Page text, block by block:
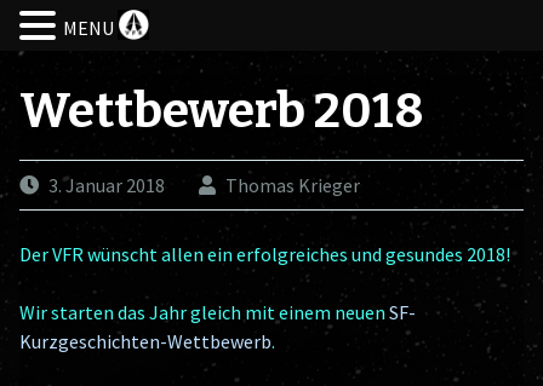
content
Wettbewerb 2018
3. Januar 2018 Thomas Krieger
Der VFR wünscht allen ein erfolgreiches und gesundes 2018!
Wir starten das Jahr gleich mit einem neuen SF-
Kurzgeschichten-Wettbewerb.
MENU